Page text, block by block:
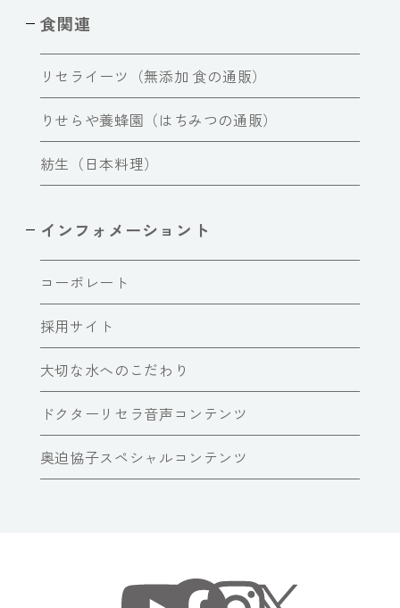
食関連
リセライーツ（無添加 食の通販）
りせらや養蜂園（はちみつの通販）
紡生（日本料理）
インフォメーショント
コーポレート
採用サイト
大切な水へのこだわり
ドクターリセラ音声コンテンツ
奥迫協子スペシャルコンテンツ